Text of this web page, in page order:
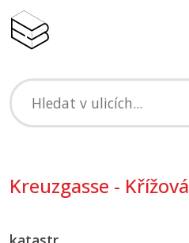
Kreuzgasse - Křížová